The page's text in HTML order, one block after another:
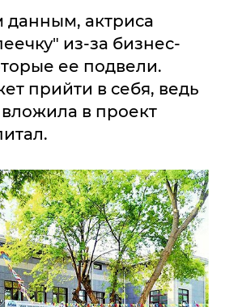
актриса
из-за бизнес-
ее подвели.
прийти в себя, ведь
в проект